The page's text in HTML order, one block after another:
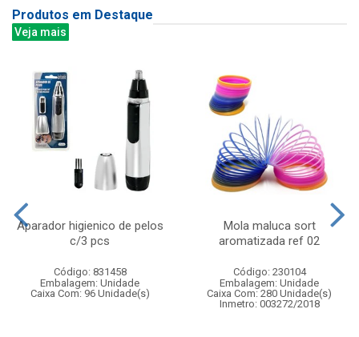
Produtos em Destaque
Veja mais
Aparador higienico de pelos
c/3 pcs
Código: 831458
Embalagem: Unidade
Caixa Com: 96 Unidade(s)
Mola maluca sort
aromatizada ref 02
Código: 230104
Embalagem: Unidade
Caixa Com: 280 Unidade(s)
Inmetro: 003272/2018